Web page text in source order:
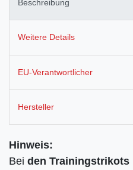
Beschreibung
Weitere Details
EU-Verantwortlicher
Hersteller
Hinweis:
Bei den Trainingstrikots